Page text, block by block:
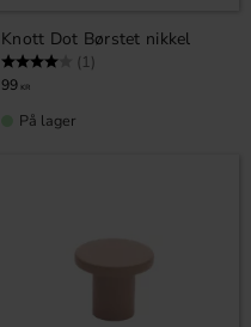
Knott Dot Børstet nikkel
Karakter: (1)
99 KR
På lager